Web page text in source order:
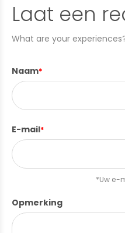
Laat een
What are your
Naam*
E-mail*
*Uw e-
Opmerking